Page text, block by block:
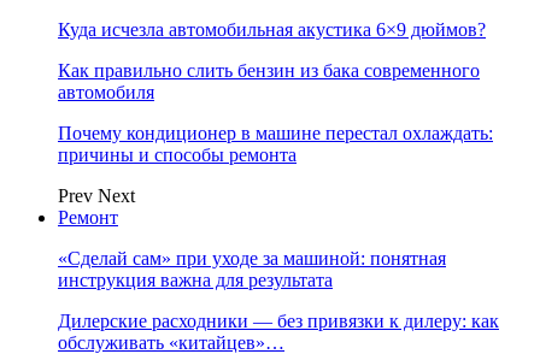
Куда исчезла автомобильная акустика 6×9 дюймов?
Как правильно слить бензин из бака современного
автомобиля
Почему кондиционер в машине перестал охлаждать:
причины и способы ремонта
Prev Next
Ремонт
«Сделай сам» при уходе за машиной: понятная
инструкция важна для результата
Дилерские расходники — без привязки к дилеру: как
обслуживать «китайцев»…